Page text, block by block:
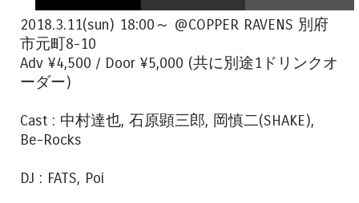
2018.3.11(sun) 18:00～ @COPPER RAVENS 別府
市元町8-10
Adv ¥4,500 / Door ¥5,000 (共に別途1ドリンクオ
ーダー)
Cast : 中村達也, 石原顕三郎, 岡慎二(SHAKE),
Be-Rocks
DJ : FATS, Poi